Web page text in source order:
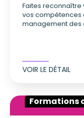
Faites reconnaître
vos compétences
management des
VOIR LE DÉTAIL
Formations